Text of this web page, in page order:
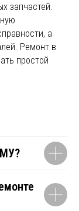
запчастей.
а
Ремонт в
простой